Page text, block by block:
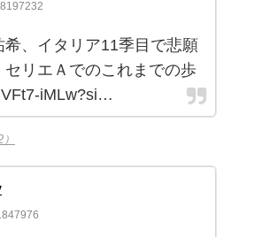
、イタリア11季目で悲願
リエＡでのこれまでの歩
iMLw?si…